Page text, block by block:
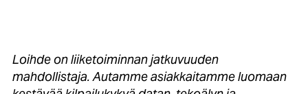
Loihde on liiketoiminnan jatkuvuuden
mahdollistaja. Autamme asiakkaitamme luomaan